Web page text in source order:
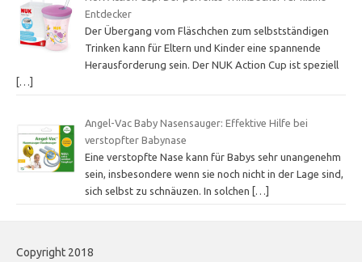
Entdecker
Der Übergang vom Fläschchen zum selbstständigen
Trinken kann für Eltern und Kinder eine spannende
Herausforderung sein. Der NUK Action Cup ist speziell
[…]
Angel-Vac Baby Nasensauger: Effektive Hilfe bei
verstopfter Babynase
Eine verstopfte Nase kann für Babys sehr unangenehm
sein, insbesondere wenn sie noch nicht in der Lage sind,
sich selbst zu schnäuzen. In solchen
[…]
Copyright 2018